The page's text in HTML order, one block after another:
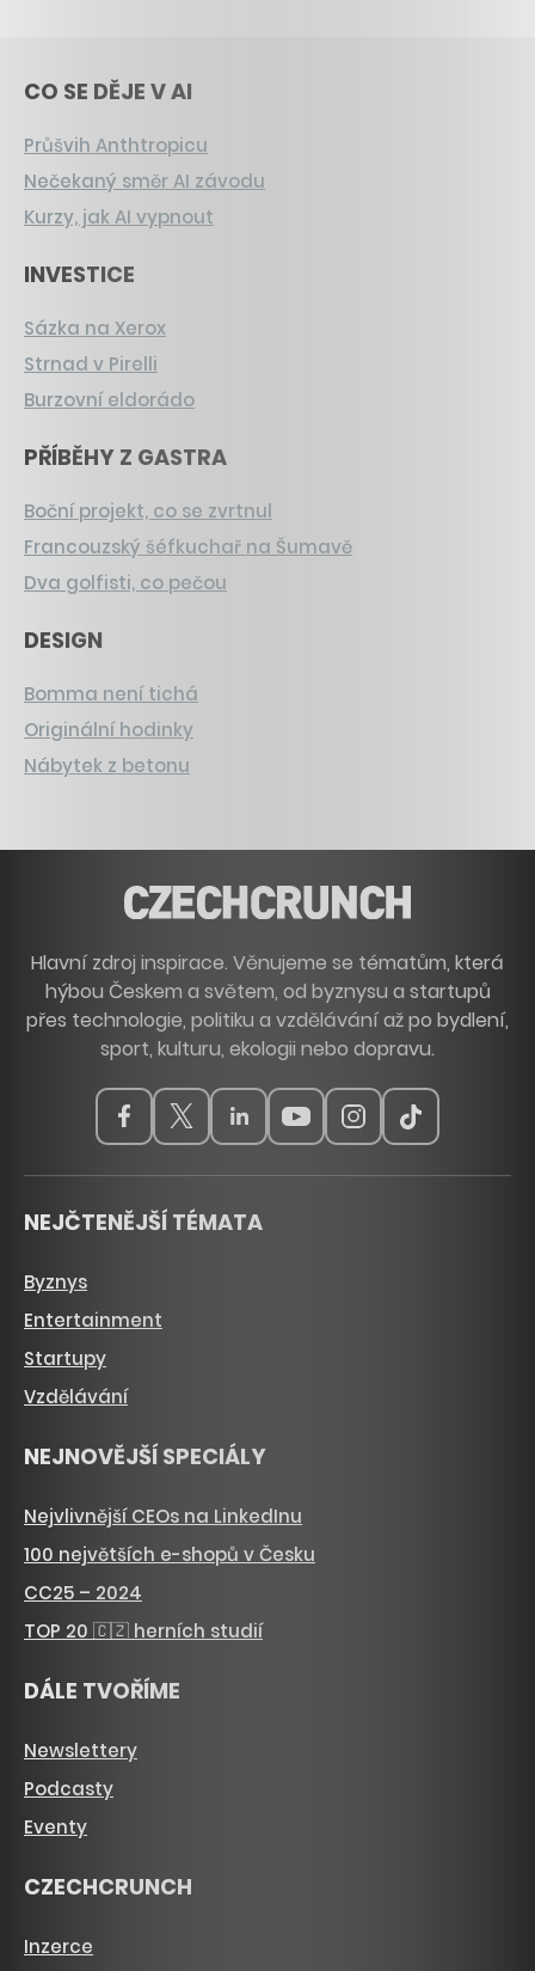
CO SE DĚJE V AI
Průšvih Anthtropicu
Nečekaný směr AI závodu
Kurzy, jak AI vypnout
INVESTICE
Sázka na Xerox
Strnad v Pirelli
Burzovní eldorádo
PŘÍBĚHY Z GASTRA
Boční projekt, co se zvrtnul
Francouzský šéfkuchař na Šumavě
Dva golfisti, co pečou
DESIGN
Bomma není tichá
Originální hodinky
Nábytek z betonu
Hlavní zdroj inspirace. Věnujeme se tématům, která
hýbou Českem a světem, od byznysu a startupů
přes technologie, politiku a vzdělávání až po bydlení,
sport, kulturu, ekologii nebo dopravu.
NEJČTENĚJŠÍ TÉMATA
Byznys
Entertainment
Startupy
Vzdělávání
NEJNOVĚJŠÍ SPECIÁLY
Nejvlivnější CEOs na LinkedInu
100 největších e-shopů v Česku
CC25 – 2024
TOP 20 🇨🇿 herních studií
DÁLE TVOŘÍME
Newslettery
Podcasty
Eventy
CZECHCRUNCH
Inzerce